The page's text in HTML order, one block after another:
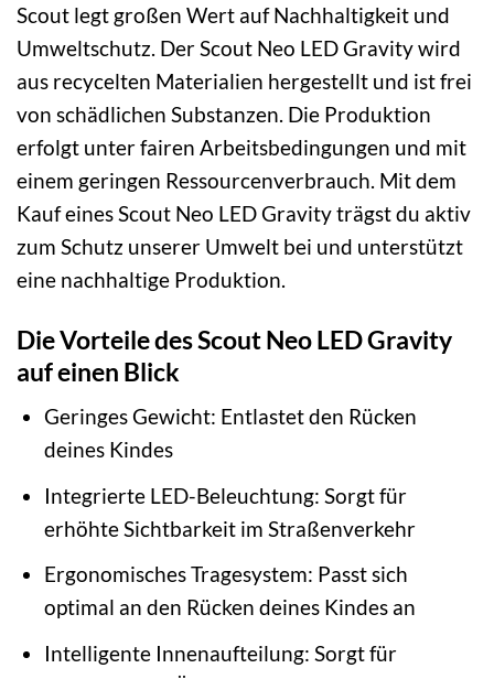
Scout legt großen Wert auf Nachhaltigkeit und
Umweltschutz. Der Scout Neo LED Gravity wird
aus recycelten Materialien hergestellt und ist frei
von schädlichen Substanzen. Die Produktion
erfolgt unter fairen Arbeitsbedingungen und mit
einem geringen Ressourcenverbrauch. Mit dem
Kauf eines Scout Neo LED Gravity trägst du aktiv
zum Schutz unserer Umwelt bei und unterstützt
eine nachhaltige Produktion.
Die Vorteile des Scout Neo LED Gravity
auf einen Blick
Geringes Gewicht: Entlastet den Rücken
deines Kindes
Integrierte LED-Beleuchtung: Sorgt für
erhöhte Sichtbarkeit im Straßenverkehr
Ergonomisches Tragesystem: Passt sich
optimal an den Rücken deines Kindes an
Intelligente Innenaufteilung: Sorgt für